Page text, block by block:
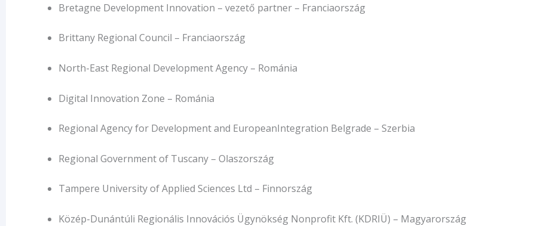
Bretagne Development Innovation – vezető partner – Franciaország
Brittany Regional Council – Franciaország
North-East Regional Development Agency – Románia
Digital Innovation Zone – Románia
Regional Agency for Development and EuropeanIntegration Belgrade – Szerbia
Regional Government of Tuscany – Olaszország
Tampere University of Applied Sciences Ltd – Finnország
Közép-Dunántúli Regionális Innovációs Ügynökség Nonprofit Kft. (KDRIÜ) – Magyarország